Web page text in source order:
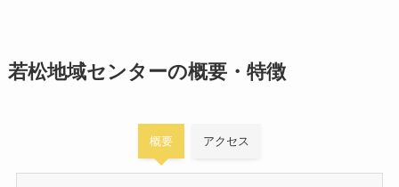
若松地域センターの概要・特徴
概要 アクセス